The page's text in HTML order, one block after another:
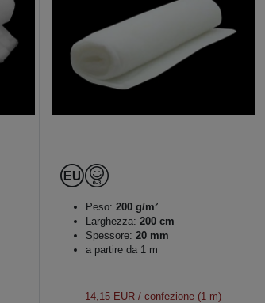
Peso: 200 g/m²
Larghezza: 200 cm
Spessore: 20 mm
a partire da 1 m
14,15 EUR / confezione (1 m)